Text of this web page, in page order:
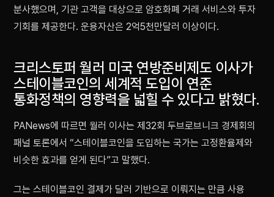
분사했으며, 기관 고객을 대상으로 암호화폐 거래 서비스와 투자
기회를 제공한다. 운용자산은 2억5천만달러 이상이다.
크리스토퍼 월러 미국 연방준비제도 이사가
스테이블코인의 세계적 도입이 연준
통화정책의 영향력을 넓힐 수 있다고 밝혔다.
PANews에 따르면 월러 이사는 제32회 두브로브니크 경제회의
패널 토론에서 “스테이블코인을 도입하는 국가는 고정환율제와
비슷한 효과를 얻게 된다”고 말했다.
그는 스테이블코인 결제가 달러 기반으로 이뤄지는 만큼 사용